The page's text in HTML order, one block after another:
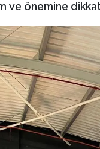
ve önemine